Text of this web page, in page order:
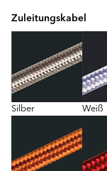
Zuleitungskabel
Silber Weiß